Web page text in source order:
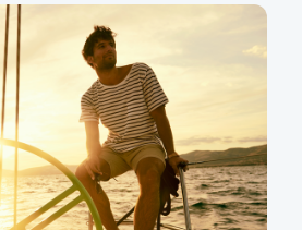
využívá už
a důvěru. Těší nás, že náš
prémiovým klientům, jako jste
budeme pracovat na tom,
vaše finance byli maximální